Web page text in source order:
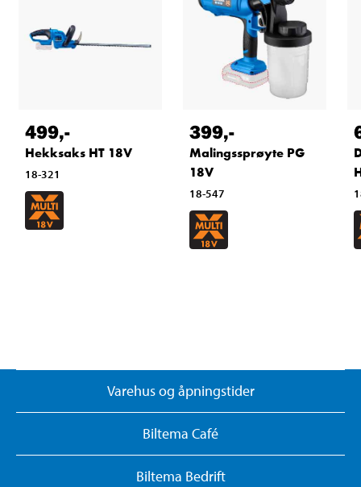
499,-
Hekksaks HT 18V
18-321
399,-
Malingssprøyte PG
18V
18-547
Varehus og åpningstider
Biltema Café
Biltema Bedrift